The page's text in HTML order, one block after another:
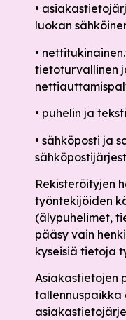
•
luokan
•
tietoturvallinen
• puhelin ja
• sähköposti ja
Rekisteröityjen
työntekijöiden
(älypuhelimet,
pääsy vain
kyseisiä tietoja
Asiakastietojen
tallennuspaikka